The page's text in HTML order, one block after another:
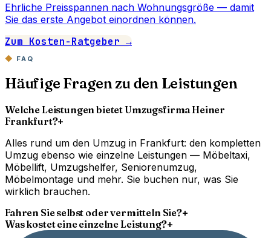
Ehrliche Preisspannen nach Wohnungsgröße — damit
Sie das erste Angebot einordnen können.
Zum Kosten-Ratgeber →
FAQ
Häufige Fragen zu den Leistungen
Welche Leistungen bietet Umzugsfirma Heiner
Frankfurt?+
Alles rund um den Umzug in Frankfurt: den kompletten
Umzug ebenso wie einzelne Leistungen — Möbeltaxi,
Möbellift, Umzugshelfer, Seniorenumzug,
Möbelmontage und mehr. Sie buchen nur, was Sie
wirklich brauchen.
Fahren Sie selbst oder vermitteln Sie?+
Was kostet eine einzelne Leistung?+